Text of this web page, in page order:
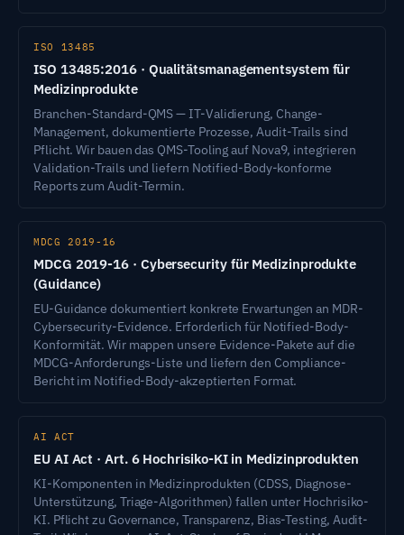
ISO 13485
ISO 13485:2016 · Qualitätsmanagementsystem für
Medizinprodukte
Branchen-Standard-QMS — IT-Validierung, Change-
Management, dokumentierte Prozesse, Audit-Trails sind
Pflicht. Wir bauen das QMS-Tooling auf Nova9, integrieren
Validation-Trails und liefern Notified-Body-konforme
Reports zum Audit-Termin.
MDCG 2019-16
MDCG 2019-16 · Cybersecurity für Medizinprodukte
(Guidance)
EU-Guidance dokumentiert konkrete Erwartungen an MDR-
Cybersecurity-Evidence. Erforderlich für Notified-Body-
Konformität. Wir mappen unsere Evidence-Pakete auf die
MDCG-Anforderungs-Liste und liefern den Compliance-
Bericht im Notified-Body-akzeptierten Format.
AI ACT
EU AI Act · Art. 6 Hochrisiko-KI in Medizinprodukten
KI-Komponenten in Medizinprodukten (CDSS, Diagnose-
Unterstützung, Triage-Algorithmen) fallen unter Hochrisiko-
KI. Pflicht zu Governance, Transparenz, Bias-Testing, Audit-